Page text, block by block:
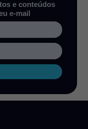
e conteúdos
e-mail